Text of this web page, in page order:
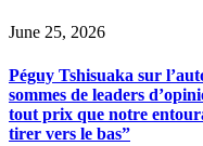
June 25, 2026
Péguy Tshisuaka sur
sommes de leaders
tout prix que notre
tirer vers le bas”